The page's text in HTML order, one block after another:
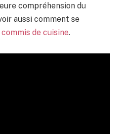
compréhension du
aussi comment se
commis de cuisine.